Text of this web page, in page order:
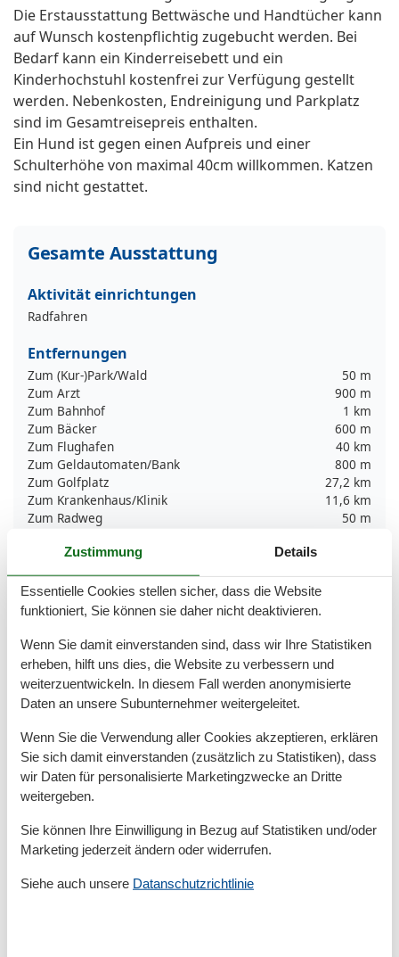
Die Erstausstattung Bettwäsche und Handtücher kann
auf Wunsch kostenpflichtig zugebucht werden. Bei
Bedarf kann ein Kinderreisebett und ein
Kinderhochstuhl kostenfrei zur Verfügung gestellt
werden. Nebenkosten, Endreinigung und Parkplatz
sind im Gesamtreisepreis enthalten.
Ein Hund ist gegen einen Aufpreis und einer
Schulterhöhe von maximal 40cm willkommen. Katzen
sind nicht gestattet.
Gesamte Ausstattung
Aktivität einrichtungen
Radfahren
Entfernungen
Zum (Kur-)Park/Wald
50 m
Zum Arzt
900 m
Zum Bahnhof
1 km
Zum Bäcker
600 m
Zum Flughafen
40 km
Zum Geldautomaten/Bank
800 m
Zum Golfplatz
27,2 km
Zum Krankenhaus/Klinik
11,6 km
Zum Radweg
50 m
Zum Strand
Zum Supermarkt
Zum Wanderweg
Zum Zentrum
Zur Badestelle/Gewässer
200 m
Zur Bushaltestelle
1,2 km
Zur Therme
1,3 km
Zur Tourist-Information
Grundeinrichtungen
Baujahr
1997
Größe
50 m²
Jahr renoviert
Kinder einrichtungen
Familienfreundlich
Serviceeinrichtungen
Zustimmung Details
Essentielle Cookies stellen sicher, dass die Website
funktioniert, Sie können sie daher nicht deaktivieren.
Wenn Sie damit einverstanden sind, dass wir Ihre Statistiken
erheben, hilft uns dies, die Website zu verbessern und
weiterzuentwickeln. In diesem Fall werden anonymisierte
Daten an unsere Subunternehmer weitergeleitet.
Wenn Sie die Verwendung aller Cookies akzeptieren, erklären
Sie sich damit einverstanden (zusätzlich zu Statistiken), dass
wir Daten für personalisierte Marketingzwecke an Dritte
weitergeben.
Sie können Ihre Einwilligung in Bezug auf Statistiken und/oder
Marketing jederzeit ändern oder widerrufen.
Siehe auch unsere Datanschutzrichtlinie